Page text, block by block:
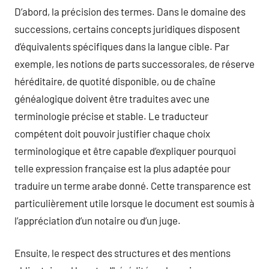
D’abord, la précision des termes. Dans le domaine des
successions, certains concepts juridiques disposent
d’équivalents spécifiques dans la langue cible. Par
exemple, les notions de parts successorales, de réserve
héréditaire, de quotité disponible, ou de chaîne
généalogique doivent être traduites avec une
terminologie précise et stable. Le traducteur
compétent doit pouvoir justifier chaque choix
terminologique et être capable d’expliquer pourquoi
telle expression française est la plus adaptée pour
traduire un terme arabe donné. Cette transparence est
particulièrement utile lorsque le document est soumis à
l’appréciation d’un notaire ou d’un juge.
Ensuite, le respect des structures et des mentions